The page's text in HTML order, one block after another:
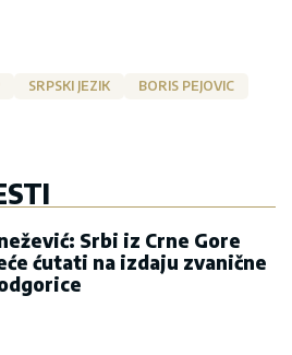
SRPSKI JEZIK
BORIS PEJOVIC
Srbi iz Crne Gore
ćutati na izdaju zvanične